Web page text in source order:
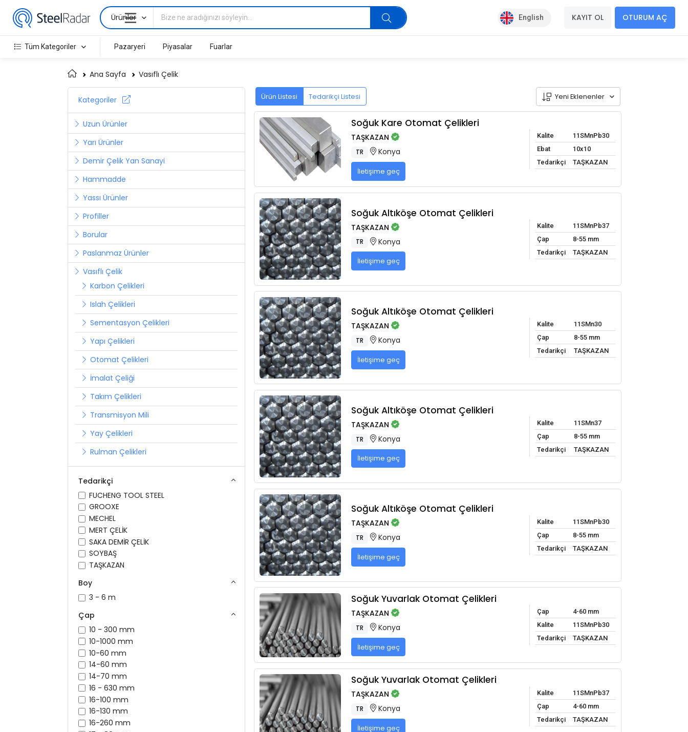
Ürünler English KAYIT OL OTURUM AÇ
Tüm Kategoriler Pazaryeri Piyasalar Fuarlar
Ana Sayfa Vasıflı Çelik
Kategoriler
Uzun Ürünler
Yarı Ürünler
Demir Çelik Yan Sanayi
Hammadde
Yassı Ürünler
Profiller
Borular
Paslanmaz Ürünler
Vasıflı Çelik
Karbon Çelikleri
Islah Çelikleri
Sementasyon Çelikleri
Yapı Çelikleri
Otomat Çelikleri
İmalat Çeliği
Takım Çelikleri
Transmisyon Mili
Yay Çelikleri
Rulman Çelikleri
Tedarikçi
FUCHENG TOOL STEEL
GROOXE
MECHEL
MERT ÇELİK
SAKA DEMİR ÇELİK
SOYBAŞ
TAŞKAZAN
Boy
3 - 6 m
Çap
10 - 300 mm
10-1000 mm
10-60 mm
14-60 mm
14-70 mm
16 - 630 mm
16-100 mm
16-130 mm
16-260 mm
Ürün Listesi Tedarikçi Listesi Yeni Eklenenler
Soğuk Kare Otomat Çelikleri
TAŞKAZAN
TR Konya
İletişime geç
Kalite
11SMnPb30
Ebat
10x10
Tedarikçi
TAŞKAZAN
Soğuk Altıköşe Otomat Çelikleri
TAŞKAZAN
TR Konya
İletişime geç
Kalite
11SMnPb37
Çap
8-55 mm
Tedarikçi
TAŞKAZAN
Soğuk Altıköşe Otomat Çelikleri
TAŞKAZAN
TR Konya
İletişime geç
Kalite
11SMn30
Çap
8-55 mm
Tedarikçi
TAŞKAZAN
Soğuk Altıköşe Otomat Çelikleri
TAŞKAZAN
TR Konya
İletişime geç
Kalite
11SMn37
Çap
8-55 mm
Tedarikçi
TAŞKAZAN
Soğuk Altıköşe Otomat Çelikleri
TAŞKAZAN
TR Konya
İletişime geç
Kalite
11SMnPb30
Çap
8-55 mm
Tedarikçi
TAŞKAZAN
Soğuk Yuvarlak Otomat Çelikleri
TAŞKAZAN
TR Konya
İletişime geç
Çap
4-60 mm
Kalite
11SMnPb30
Tedarikçi
TAŞKAZAN
Soğuk Yuvarlak Otomat Çelikleri
TAŞKAZAN
TR Konya
İletişime geç
Kalite
11SMnPb37
Çap
4-60 mm
Tedarikçi
TAŞKAZAN